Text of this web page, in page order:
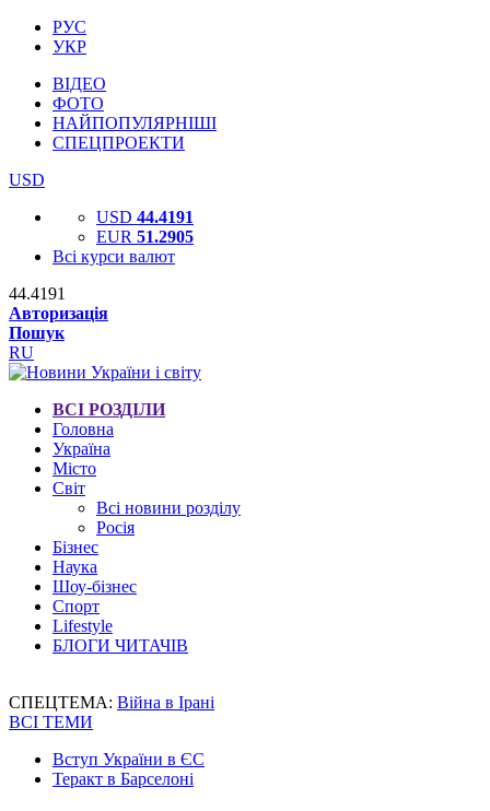
РУС
УКР
ВІДЕО
ФОТО
НАЙПОПУЛЯРНІШІ
СПЕЦПРОЕКТИ
USD
USD 44.4191
EUR 51.2905
Всі курси валют
44.4191
Авторизація
Пошук
RU
ВСІ РОЗДІЛИ
Головна
Україна
Місто
Світ
Всі новини розділу
Росія
Бізнес
Наука
Шоу-бізнес
Спорт
Lifestyle
БЛОГИ ЧИТАЧІВ
СПЕЦТЕМА: Війна в Ірані
ВСІ ТЕМИ
Вступ України в ЄС
Теракт в Барселоні